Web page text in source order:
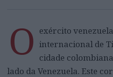
O exército
internacional de
cidade
lado da Venezuela. Este